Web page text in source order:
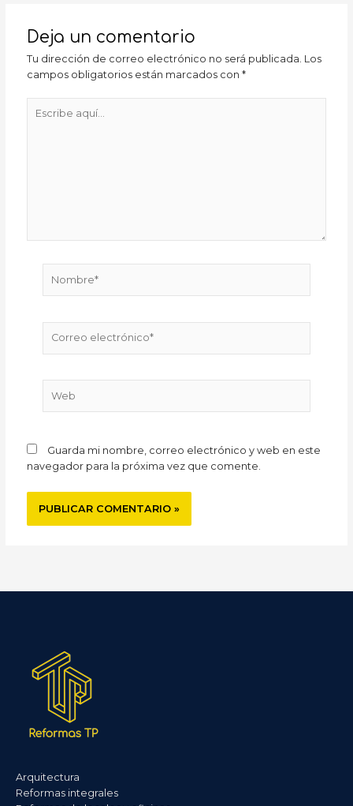
Deja un comentario
Tu dirección de correo electrónico no será publicada. Los
campos obligatorios están marcados con*
aquí...
electrónico*
Guarda mi nombre, correo electrónico y web en este
navegador para la próxima vez que comente.
Arquitectura
Reformas integrales